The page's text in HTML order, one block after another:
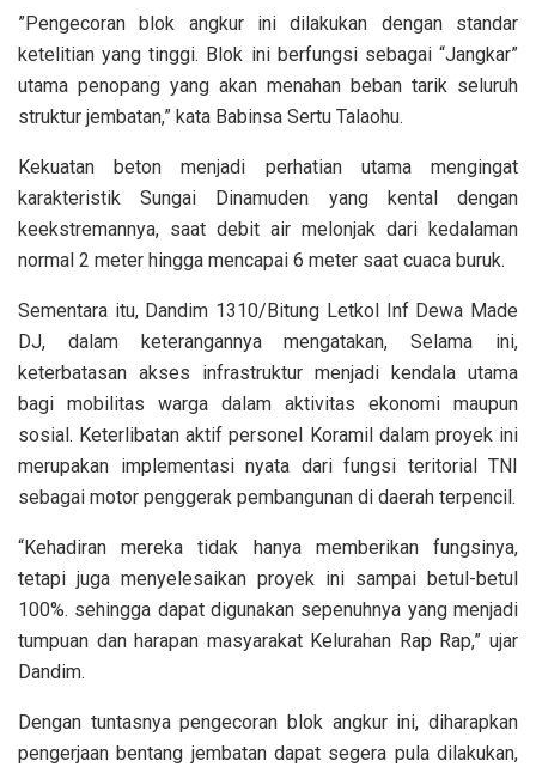
”Pengecoran blok angkur ini dilakukan dengan standar
ketelitian yang tinggi. Blok ini berfungsi sebagai “Jangkar”
utama penopang yang akan menahan beban tarik seluruh
struktur jembatan,” kata Babinsa Sertu Talaohu.
Kekuatan beton menjadi perhatian utama mengingat
karakteristik Sungai Dinamuden yang kental dengan
keekstremannya, saat debit air melonjak dari kedalaman
normal 2 meter hingga mencapai 6 meter saat cuaca buruk.
Sementara itu, Dandim 1310/Bitung Letkol Inf Dewa Made
DJ, dalam keterangannya mengatakan, Selama ini,
keterbatasan akses infrastruktur menjadi kendala utama
bagi mobilitas warga dalam aktivitas ekonomi maupun
sosial. Keterlibatan aktif personel Koramil dalam proyek ini
merupakan implementasi nyata dari fungsi teritorial TNI
sebagai motor penggerak pembangunan di daerah terpencil.
“Kehadiran mereka tidak hanya memberikan fungsinya,
tetapi juga menyelesaikan proyek ini sampai betul-betul
100%. sehingga dapat digunakan sepenuhnya yang menjadi
tumpuan dan harapan masyarakat Kelurahan Rap Rap,” ujar
Dandim.
Dengan tuntasnya pengecoran blok angkur ini, diharapkan
pengerjaan bentang jembatan dapat segera pula dilakukan,